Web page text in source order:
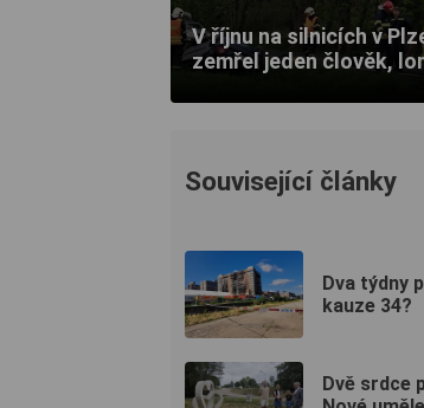
V říjnu na silnicích v
zemřel jeden člověk,
Související články
Dva týdny
kauze 34?
Dvě srdce